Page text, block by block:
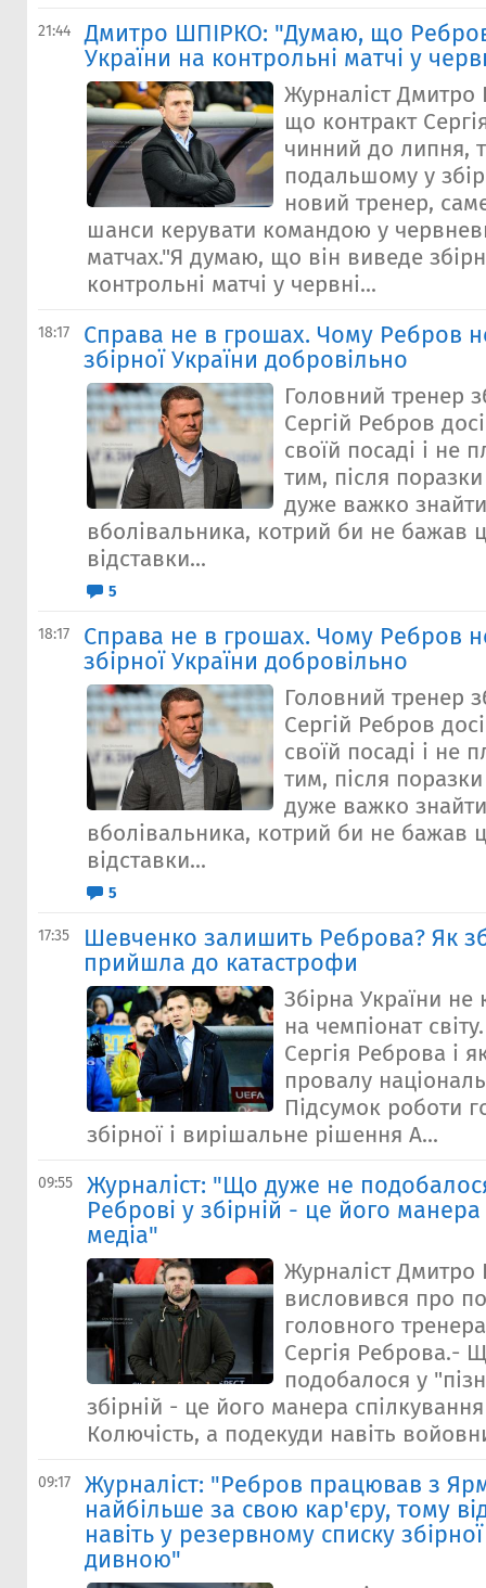
21:44
Дмитро ШПІРКО: "Думаю, що
України на контрольні матчі у
Журналіст Дмитро
що контракт
чинний до липня,
подальшому у
новий тренер,
шанси керувати командою у
матчах."Я думаю, що він виведе
контрольні матчі у червні...
18:17
Справа не в грошах. Чому Ребров
збірної України добровільно
Головний тренер
Сергій Ребров
своїй посаді і не
тим, після
дуже важко
вболівальника, котрий би не бажав
відставки...
5
18:17
Справа не в грошах. Чому Ребров
збірної України добровільно
Головний тренер
Сергій Ребров
своїй посаді і не
тим, після
дуже важко
вболівальника, котрий би не бажав
відставки...
5
17:35
Шевченко залишить Реброва? Як
прийшла до катастрофи
Збірна України не
на чемпіонат
Сергія Реброва і
провалу
Підсумок роботи
збірної і вирішальне рішення А...
09:55
Журналiст: "Що дуже не
Реброві у збірній - це його манера
медіа"
Журналіст Дмитро
висловився про
головного
Сергія Реброва.-
подобалося у
збірній - це його манера
Колючість, а подекуди навіть
09:17
Журналіст: "Ребров працював з
найбільше за свою кар'єру, тому
навіть у резервному списку
дивною"